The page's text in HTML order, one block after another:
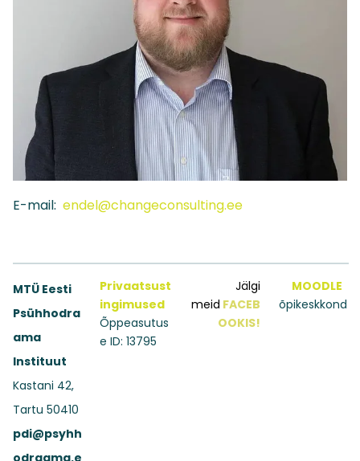
E-mail: endel@changeconsulting.ee
MTÜ Eesti
Psühhodra
ama
Instituut
Kastani 42,
Tartu 50410
pdi@psyhh
odraama.e
Privaatsust
ingimused
Õppeasutus
e ID: 13795
Jälgi
meid FACEB
OOKIS!
MOODLE
õpikeskkond